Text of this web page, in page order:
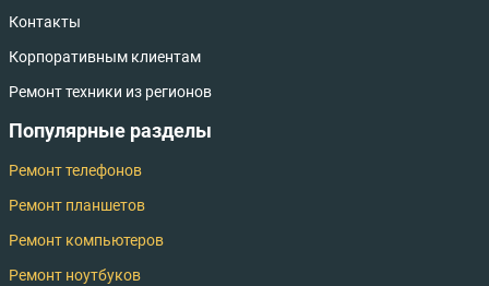
Контакты
Корпоративным клиентам
Ремонт техники из регионов
Популярные разделы
Ремонт телефонов
Ремонт планшетов
Ремонт компьютеров
Ремонт ноутбуков